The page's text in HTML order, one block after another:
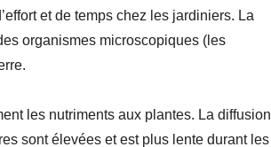
et de temps chez les jardiniers. La
organismes microscopiques (les
les nutriments aux plantes. La diffusion
sont élevées et est plus lente durant les